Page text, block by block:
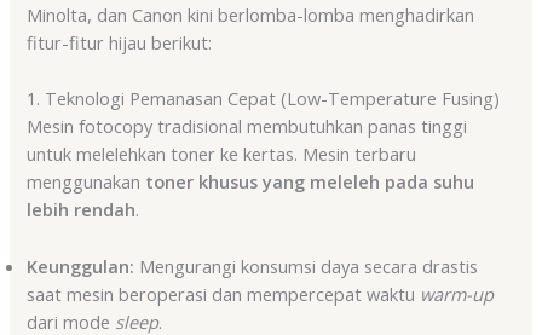
Minolta, dan Canon kini berlomba-lomba menghadirkan
fitur-fitur hijau berikut:
1. Teknologi Pemanasan Cepat (Low-Temperature Fusing)
Mesin fotocopy tradisional membutuhkan panas tinggi
untuk melelehkan toner ke kertas. Mesin terbaru
menggunakan toner khusus yang meleleh pada suhu
lebih rendah.
Keunggulan: Mengurangi konsumsi daya secara drastis
saat mesin beroperasi dan mempercepat waktu warm-up
dari mode sleep.